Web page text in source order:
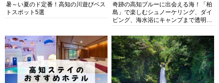
暑～い夏のド定番！高知の川遊びベス
トスポット5選
奇跡の高知ブルーに出会える海！「柏
島」で楽しむシュノーケリング、ダイ
ビング、海水浴にキャンプまで透明度